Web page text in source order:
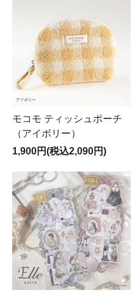
モコモ ティッシュポーチ
（アイボリー）
1,900円(税込2,090円)